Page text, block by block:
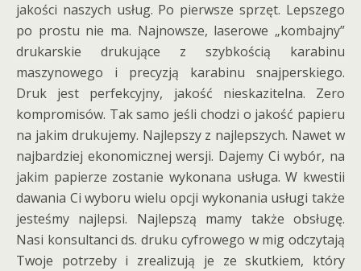
jakości naszych usług. Po pierwsze sprzęt. Lepszego
po prostu nie ma. Najnowsze, laserowe „kombajny”
drukarskie drukujące z szybkością karabinu
maszynowego i precyzją karabinu snajperskiego.
Druk jest perfekcyjny, jakość nieskazitelna. Zero
kompromisów. Tak samo jeśli chodzi o jakość papieru
na jakim drukujemy. Najlepszy z najlepszych. Nawet w
najbardziej ekonomicznej wersji. Dajemy Ci wybór, na
jakim papierze zostanie wykonana usługa. W kwestii
dawania Ci wyboru wielu opcji wykonania usługi także
jesteśmy najlepsi. Najlepszą mamy także obsługę.
Nasi konsultanci ds. druku cyfrowego w mig odczytają
Twoje potrzeby i zrealizują je ze skutkiem, który